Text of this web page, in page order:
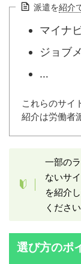
派遣を紹介
マイナ
ジョブ
…
これらのサイ
紹介は労働者
一部の
ないサ
を紹介
ください
選び方のポ